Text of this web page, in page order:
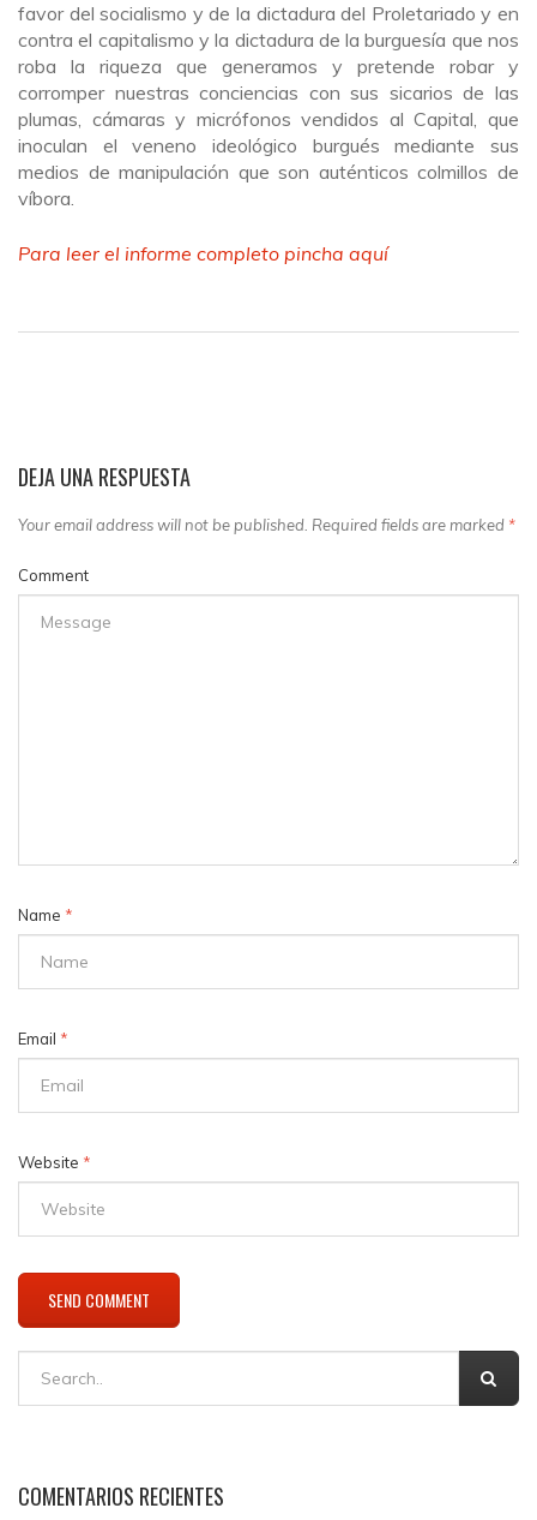
favor del socialismo y de la dictadura del Proletariado y en
contra el capitalismo y la dictadura de la burguesía que nos
roba la riqueza que generamos y pretende robar y
corromper nuestras conciencias con sus sicarios de las
plumas, cámaras y micrófonos vendidos al Capital, que
inoculan el veneno ideológico burgués mediante sus
medios de manipulación que son auténticos colmillos de
víbora.
Para leer el informe completo pincha aquí
DEJA UNA RESPUESTA
Your email address will not be published. Required fields are marked *
Comment
Name *
Email *
Website *
COMENTARIOS RECIENTES